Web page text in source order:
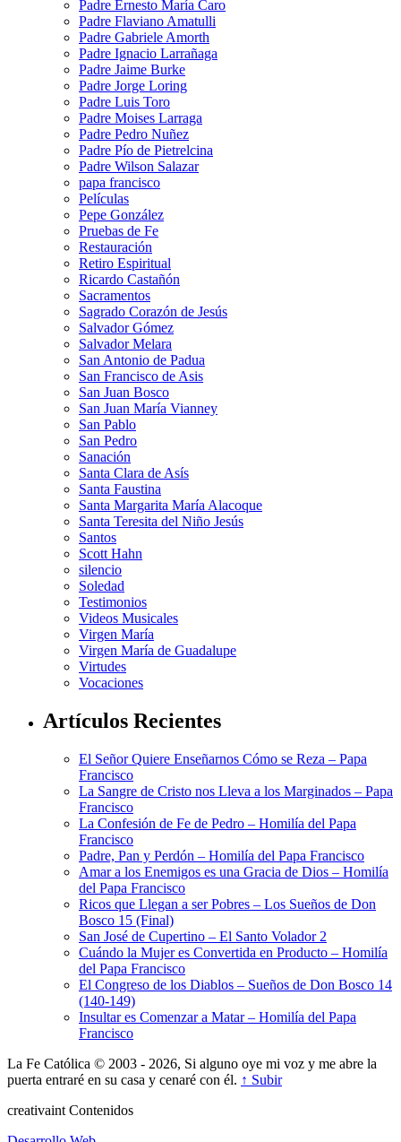
Padre Ernesto María Caro
Padre Flaviano Amatulli
Padre Gabriele Amorth
Padre Ignacio Larrañaga
Padre Jaime Burke
Padre Jorge Loring
Padre Luis Toro
Padre Moises Larraga
Padre Pedro Nuñez
Padre Pío de Pietrelcina
Padre Wilson Salazar
papa francisco
Películas
Pepe González
Pruebas de Fe
Restauración
Retiro Espiritual
Ricardo Castañón
Sacramentos
Sagrado Corazón de Jesús
Salvador Gómez
Salvador Melara
San Antonio de Padua
San Francisco de Asis
San Juan Bosco
San Juan María Vianney
San Pablo
San Pedro
Sanación
Santa Clara de Asís
Santa Faustina
Santa Margarita María Alacoque
Santa Teresita del Niño Jesús
Santos
Scott Hahn
silencio
Soledad
Testimonios
Videos Musicales
Virgen María
Virgen María de Guadalupe
Virtudes
Vocaciones
Artículos Recientes
El Señor Quiere Enseñarnos Cómo se Reza – Papa
Francisco
La Sangre de Cristo nos Lleva a los Marginados – Papa
Francisco
La Confesión de Fe de Pedro – Homilía del Papa
Francisco
Padre, Pan y Perdón – Homilía del Papa Francisco
Amar a los Enemigos es una Gracia de Dios – Homilía
del Papa Francisco
Ricos que Llegan a ser Pobres – Los Sueños de Don
Bosco 15 (Final)
San José de Cupertino – El Santo Volador 2
Cuándo la Mujer es Convertida en Producto – Homilía
del Papa Francisco
El Congreso de los Diablos – Sueños de Don Bosco 14
(140-149)
Insultar es Comenzar a Matar – Homilía del Papa
Francisco
La Fe Católica © 2003 - 2026, Si alguno oye mi voz y me abre la
puerta entraré en su casa y cenaré con él. ↑ Subir
creativaint Contenidos